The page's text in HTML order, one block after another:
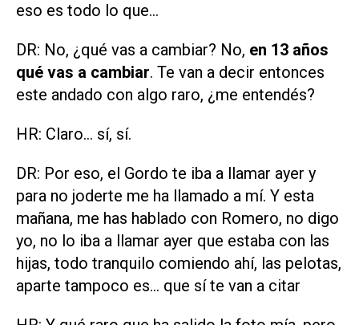
eso es todo lo que...
DR: No, ¿qué vas a cambiar? No, en 13 años
qué vas a cambiar. Te van a decir entonces
este andado con algo raro, ¿me entendés?
HR: Claro... sí, sí.
DR: Por eso, el Gordo te iba a llamar ayer y
para no joderte me ha llamado a mí. Y esta
mañana, me has hablado con Romero, no digo
yo, no lo iba a llamar ayer que estaba con las
hijas, todo tranquilo comiendo ahí, las pelotas,
aparte tampoco es... que sí te van a citar